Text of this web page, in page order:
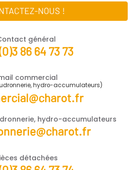
NOUS !
général
86 64 73 73
commercial
hydro-accumulateurs)
hydro-accumulateurs
détachées